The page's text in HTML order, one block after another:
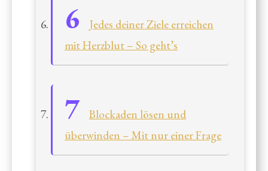
Jedes deiner Ziele erreichen
mit Herzblut – So geht’s
Blockaden lösen und
überwinden – Mit nur einer Frage